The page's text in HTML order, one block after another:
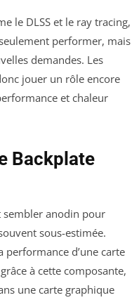
le DLSS et le ray tracing,
performer, mais
demandes. Les
jouer un rôle encore
et chaleur
Backplate
sembler anodin pour
sous-estimée.
performance d’une carte
à cette composante,
une carte graphique